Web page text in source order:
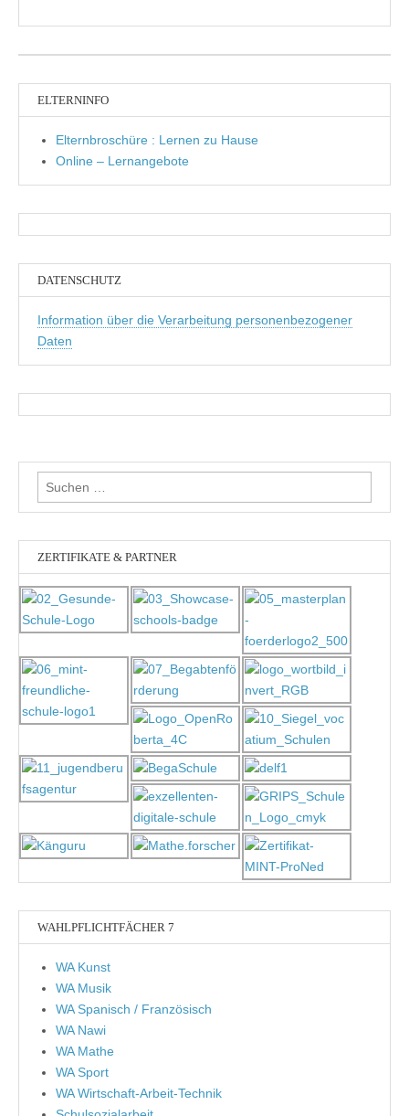
ELTERNINFO
Elternbroschüre : Lernen zu Hause
Online – Lernangebote
DATENSCHUTZ
Information über die Verarbeitung personenbezogener
Daten
Suchen
nach:
ZERTIFIKATE & PARTNER
WAHLPFLICHTFÄCHER 7
WA Kunst
WA Musik
WA Spanisch / Französisch
WA Nawi
WA Mathe
WA Sport
WA Wirtschaft-Arbeit-Technik